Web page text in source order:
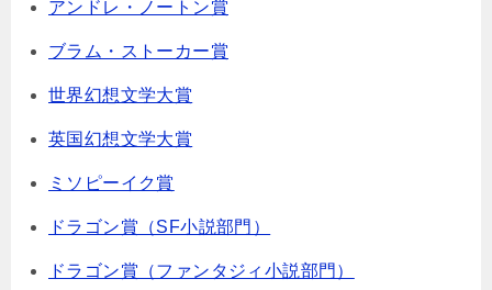
アンドレ・ノートン賞
ブラム・ストーカー賞
世界幻想文学大賞
英国幻想文学大賞
ミソピーイク賞
ドラゴン賞（SF小説部門）
ドラゴン賞（ファンタジィ小説部門）